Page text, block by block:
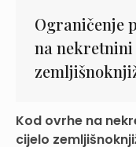
Ograničenje
na nekretnini
Kod ovrhe na
cijelo